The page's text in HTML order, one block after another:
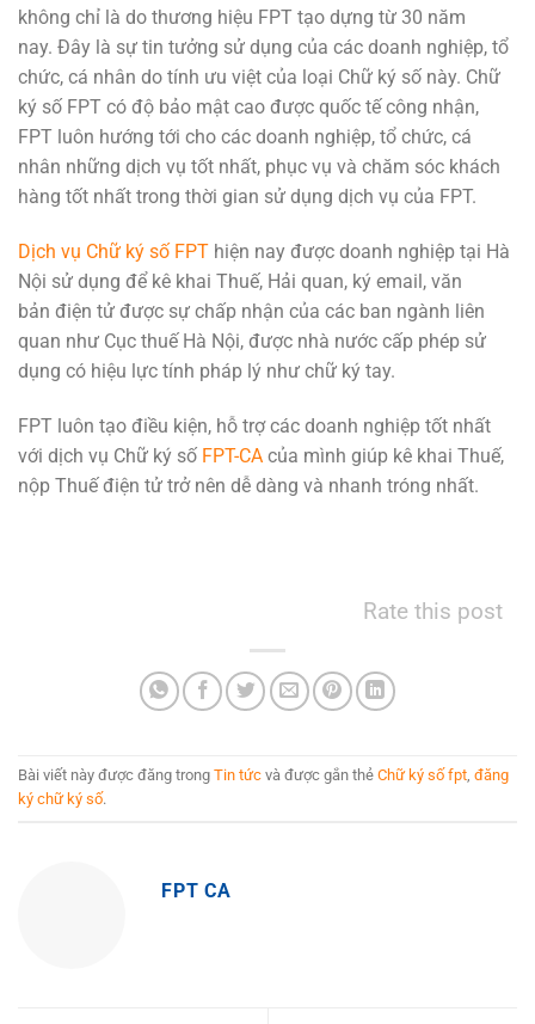
không chỉ là do thương hiệu FPT tạo dựng từ 30 năm
nay. Đây là sự tin tưởng sử dụng của các doanh nghiệp, tổ
chức, cá nhân do tính ưu việt của loại Chữ ký số này. Chữ
ký số FPT có độ bảo mật cao được quốc tế công nhận,
FPT luôn hướng tới cho các doanh nghiệp, tổ chức, cá
nhân những dịch vụ tốt nhất, phục vụ và chăm sóc khách
hàng tốt nhất trong thời gian sử dụng dịch vụ của FPT.
Dịch vụ Chữ ký số FPT hiện nay được doanh nghiệp tại Hà
Nội sử dụng để kê khai Thuế, Hải quan, ký email, văn
bản điện tử được sự chấp nhận của các ban ngành liên
quan như Cục thuế Hà Nội, được nhà nước cấp phép sử
dụng có hiệu lực tính pháp lý như chữ ký tay.
FPT luôn tạo điều kiện, hỗ trợ các doanh nghiệp tốt nhất
với dịch vụ Chữ ký số FPT-CA của mình giúp kê khai Thuế,
nộp Thuế điện tử trở nên dễ dàng và nhanh tróng nhất.
Rate this post
Bài viết này được đăng trong Tin tức và được gắn thẻ Chữ ký số fpt, đăng
ký chữ ký số.
FPT CA